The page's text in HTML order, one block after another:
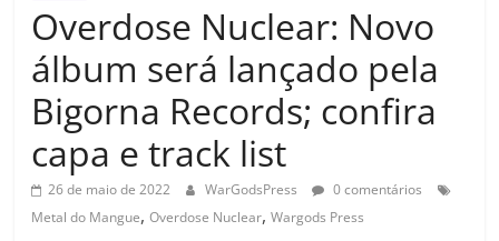
Overdose Nuclear: Novo
álbum será lançado pela
Bigorna Records; confira
capa e track list
26 de maio de 2022 WarGodsPress
0 comentários
Metal do Mangue,Overdose Nuclear,Wargods Press